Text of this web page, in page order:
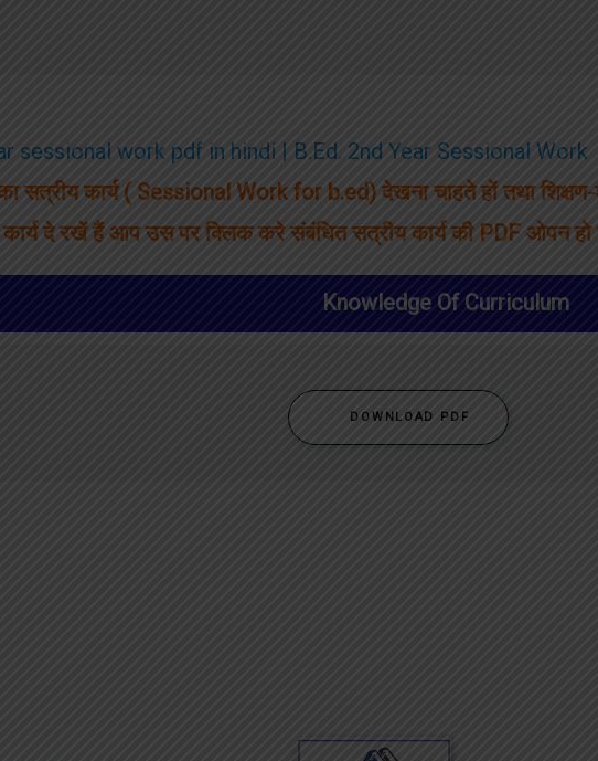
sessional work pdf in hindi | B.Ed. 2nd Year Sessional Work
सत्रीय कार्य ( Sessional Work for b.ed) देखना चाहते हों तथा
दे रखें हैं आप उस पर क्लिक करे संबंधित सत्रीय कार्य की PDF ओपन हो
Knowledge Of Curriculum
DOWNLOAD PDF